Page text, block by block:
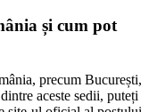
și cum pot
precum București,
aceste sedii, puteți